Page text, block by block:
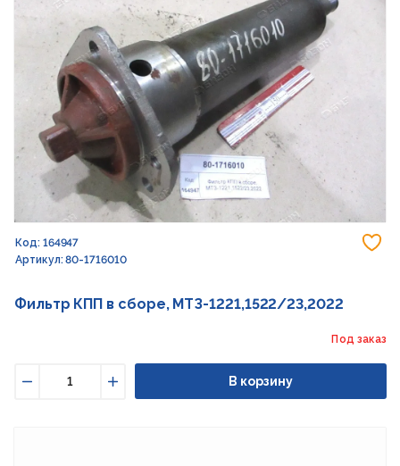
Код: 164947
Артикул: 80-1716010
Фильтр КПП в сборе, МТЗ-1221,1522/23,2022
Под заказ
Увеличить
В корзину